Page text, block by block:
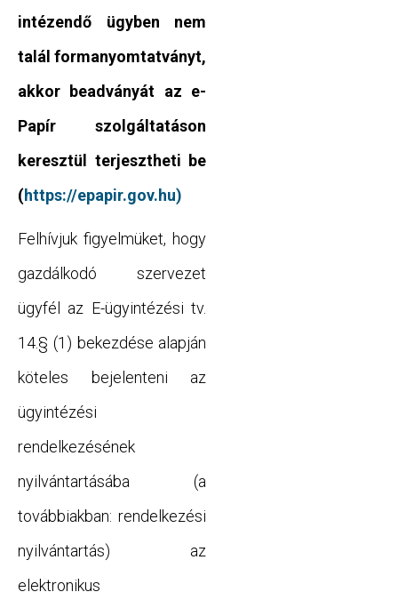
intézendő ügyben nem
talál formanyomtatványt,
akkor beadványát az e-
Papír szolgáltatáson
keresztül terjesztheti be
(https://epapir.gov.hu)
Felhívjuk figyelmüket, hogy
gazdálkodó szervezet
ügyfél az E-ügyintézési tv.
14.§ (1) bekezdése alapján
köteles bejelenteni az
ügyintézési
rendelkezésének
nyilvántartásába (a
továbbiakban: rendelkezési
nyilvántartás) az
elektronikus